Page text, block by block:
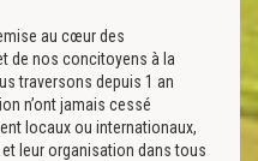
au cœur des
de nos concitoyens à la
traversons depuis 1 an
n’ont jamais cessé
locaux ou internationaux,
leur organisation dans tous